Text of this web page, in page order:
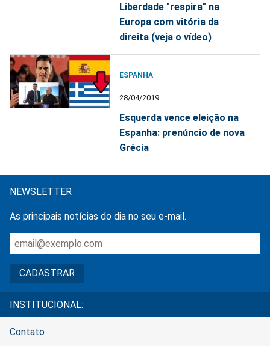
Liberdade "respira" na
Europa com vitória da
direita (veja o vídeo)
ESPANHA
28/04/2019
Esquerda vence eleição na
Espanha: prenúncio de nova
Grécia
NEWSLETTER
As principais notícias do dia no seu e-mail.
INSTITUCIONAL:
Contato